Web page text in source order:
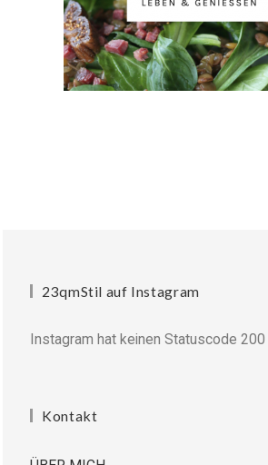
23qmStil auf Instagram
Instagram hat keinen Statuscode
Kontakt